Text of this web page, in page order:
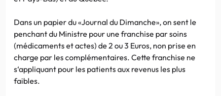
Dans un papier du «Journal du Dimanche», on sent le
penchant du Ministre pour une franchise par soins
(médicaments et actes) de 2 ou 3 Euros, non prise en
charge par les complémentaires. Cette franchise ne
s‘appliquant pour les patients aux revenus les plus
faibles.